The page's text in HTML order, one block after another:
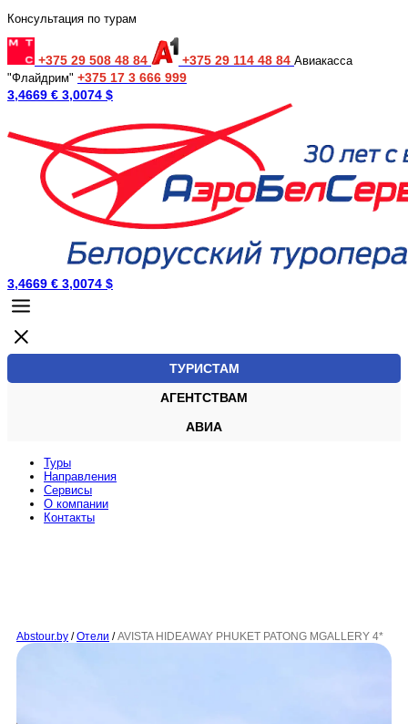
Консультация по турам
+375 29 508 48 84 +375 29 114 48 84 Авиакасса
"Флайдрим" +375 17 3 666 999
3,4669 € 3,0074 $
3,4669 € 3,0074 $
ТУРИСТАМ
АГЕНТСТВАМ
АВИА
Туры
Направления
Сервисы
O компании
Контакты
Abstour.by / Отели / AVISTA HIDEAWAY PHUKET PATONG MGALLERY 4*